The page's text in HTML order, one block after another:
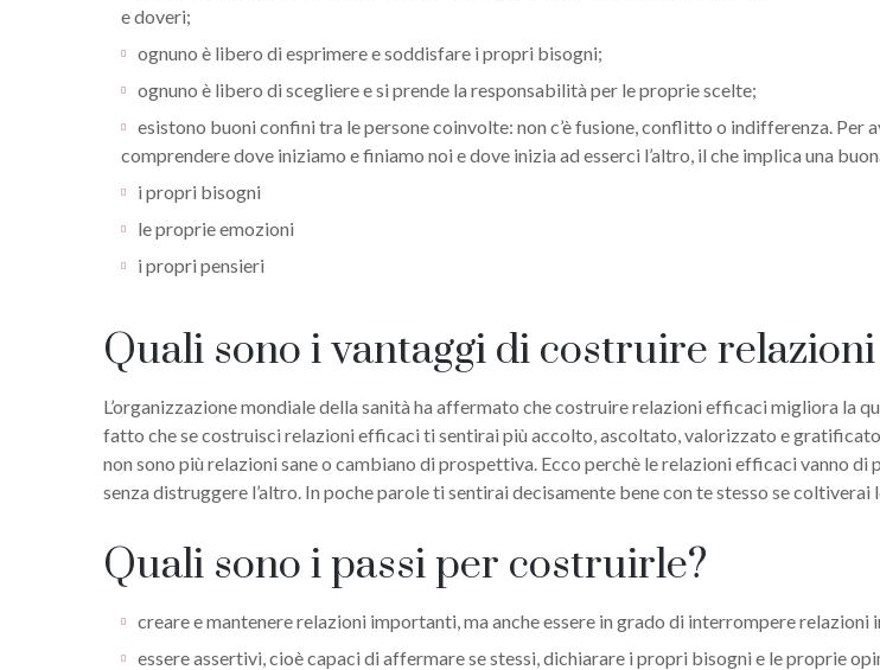
e doveri;
ognuno è libero di esprimere e soddisfare i propri bisogni;
ognuno è libero di scegliere e si prende la responsabilità per le proprie scelte;
esistono buoni confini tra le persone coinvolte: non c’è fusione, conflitto o indifferenza.
comprendere dove iniziamo e finiamo noi e dove inizia ad esserci l’altro, il che implica una
i propri bisogni
le proprie emozioni
i propri pensieri
Quali sono i vantaggi di costruire
L’organizzazione mondiale della sanità ha affermato che costruire relazioni efficaci migliora la
fatto che se costruisci relazioni efficaci ti sentirai più accolto, ascoltato, valorizzato e
non sono più relazioni sane o cambiano di prospettiva. Ecco perchè le relazioni efficaci vanno
senza distruggere l’altro. In poche parole ti sentirai decisamente bene con te stesso se
Quali sono i passi per costruirle?
creare e mantenere relazioni importanti, ma anche essere in grado di interrompere relazioni
essere assertivi, cioè capaci di affermare se stessi, dichiarare i propri bisogni e le proprie